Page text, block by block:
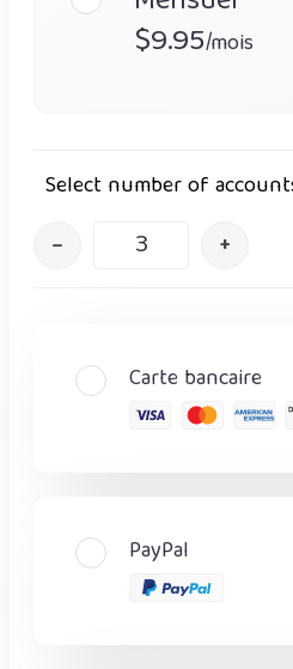
$9.95/mois
Select number of
– +
Carte bancaire
PayPal